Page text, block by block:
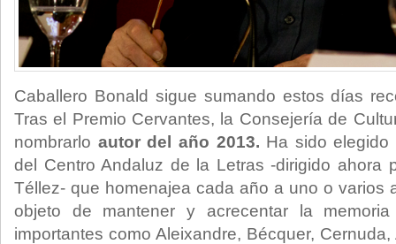
Caballero Bonald sigue sumando estos días
Tras el Premio Cervantes, la Consejería de
nombrarlo autor del año 2013. Ha sido
del Centro Andaluz de la Letras -dirigido ahora
Téllez- que homenajea cada año a uno o varios
objeto de mantener y acrecentar la
importantes como Aleixandre, Bécquer,